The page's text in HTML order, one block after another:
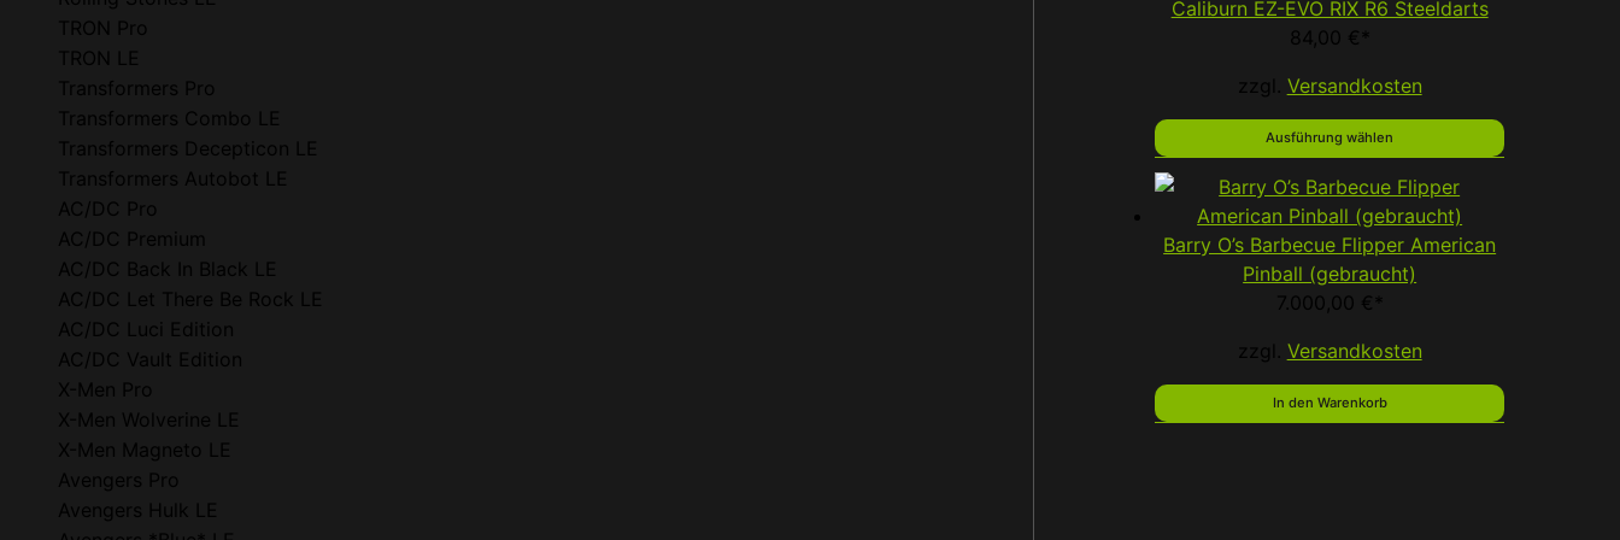
TRON Pro
TRON LE
Transformers Pro
Transformers Combo LE
Transformers Decepticon LE
Transformers Autobot LE
AC/DC Pro
AC/DC Premium
AC/DC Back In Black LE
AC/DC Let There Be Rock LE
AC/DC Luci Edition
AC/DC Vault Edition
X-Men Pro
X-Men Wolverine LE
X-Men Magneto LE
Avengers Pro
Avengers Hulk LE
Caliburn EZ-EVO RIX R6 Steeldarts
84,00 € *
zzgl. Versandkosten
Ausführung wählen
Barry O’s Barbecue Flipper American
Pinball (gebraucht)
7.000,00 € *
zzgl. Versandkosten
In den Warenkorb